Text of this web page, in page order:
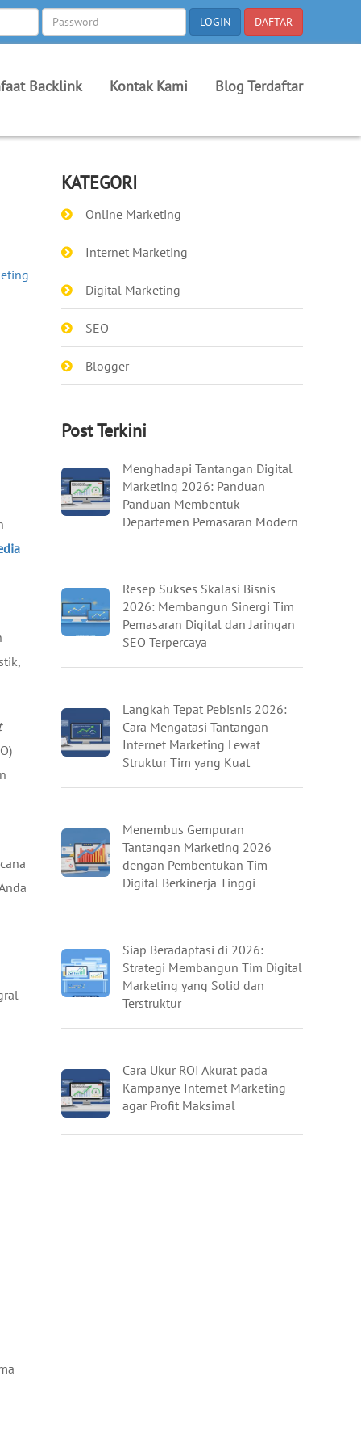
Backlink Kontak Kami Blog Terdaftar
KATEGORI
Online Marketing
Internet Marketing
Digital Marketing
SEO
Blogger
Post Terkini
Menghadapi Tantangan Digital
Marketing 2026: Panduan
Panduan Membentuk
Departemen Pemasaran Modern
Resep Sukses Skalasi Bisnis
2026: Membangun Sinergi Tim
Pemasaran Digital dan Jaringan
SEO Terpercaya
Langkah Tepat Pebisnis 2026:
Cara Mengatasi Tantangan
Internet Marketing Lewat
Struktur Tim yang Kuat
Menembus Gempuran
Tantangan Marketing 2026
dengan Pembentukan Tim
Digital Berkinerja Tinggi
Siap Beradaptasi di 2026:
Strategi Membangun Tim Digital
Marketing yang Solid dan
Terstruktur
Cara Ukur ROI Akurat pada
Kampanye Internet Marketing
agar Profit Maksimal